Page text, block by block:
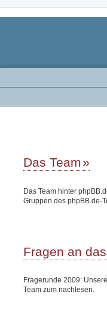
Das Team
Das Team hinter
Gruppen des phpBB.de-
Fragen an
Fragerunde 2009:
Team zum nachlesen.